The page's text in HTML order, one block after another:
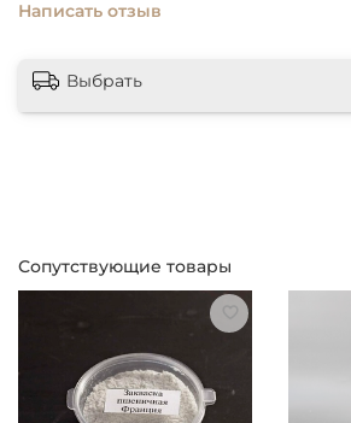
Написать отзыв
Выбрать
Сопутствующие товары